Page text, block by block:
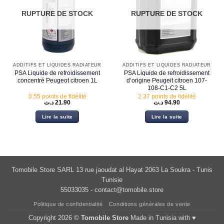
RUPTURE DE STOCK
ADDITIFS ET LIQUIDES RADIATEUR
PSA Liquide de refroidissement
concentré Peugeot citroen 1L
0.55 points de fidélité
21.90 د.ت
Lire la suite
RUPTURE DE STOCK
ADDITIFS ET LIQUIDES RADIATEUR
PSA Liquide de refroidissement
d’origine Peugeit citroen 107-
108-C1-C2 5L
2.37 points de fidélité
94.90 د.ت
Lire la suite
Tomobile Store SARL 13 rue jaoudat al Hayat 2063 La Soukra - Tunis
Tunisie
55033035 - contact@tomobile.store
Politique de confidentialité Conditions générales de vente
Copyright 2026 © Tomobile StoreMade in Tunisia with ♥